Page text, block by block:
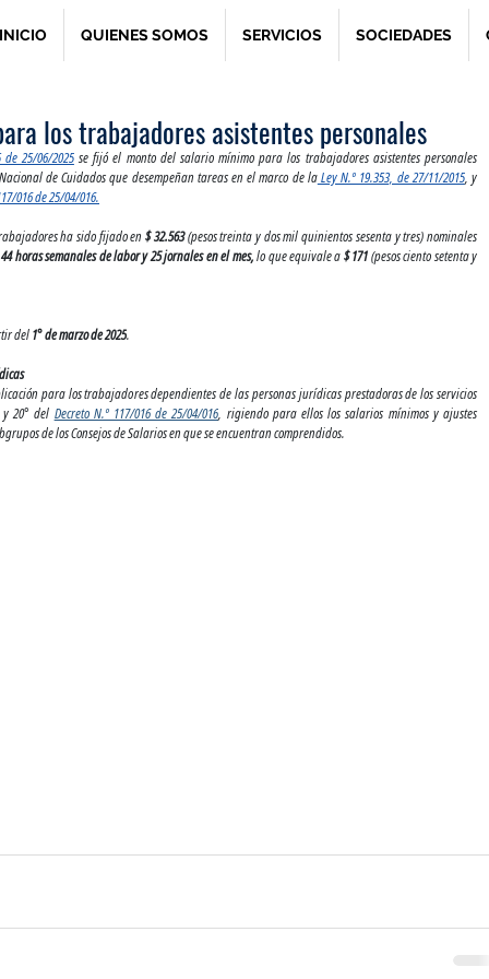
INICIO QUIENES SOMOS SERVICIOS SOCIEDADES
los trabajadores asistentes personales
de 25/06/2025 se fijó el monto del salario mínimo para los trabajadores asistentes personales
de Cuidados que desempeñan tareas en el marco de la Ley N.º 19.353, de 27/11/2015, y
016 de 25/04/016.
ha sido fijado en $ 32.563 (pesos treinta y dos mil quinientos sesenta y tres)nominales
horas semanales de labor y 25 jornales en el mes, lo que equivale a $ 171 (pesos ciento setenta y
del 1° de marzo de 2025.
para los trabajadores dependientes de las personas jurídicas prestadoras de los servicios
20° del Decreto N.º 117/016 de 25/04/016, rigiendo para ellos los salarios mínimos y ajustes
de los Consejos de Salarios en que se encuentran comprendidos.